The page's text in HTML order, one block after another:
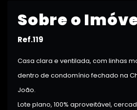
Sobre o
Ref.119
Casa clara e ventilada, com linhas
dentro de condomínio fechado na
João.
Lote plano, 100% aproveitável,